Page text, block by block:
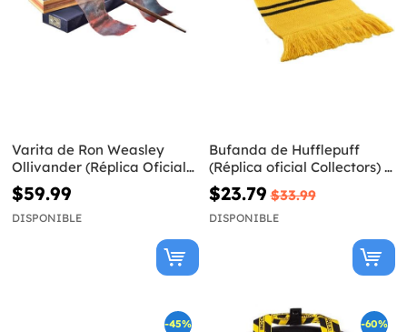
Varita de Ron Weasley
Ollivander (Réplica Oficial)
- Harry Potter
$59.99
DISPONIBLE
Bufanda de Hufflepuff
(Réplica oficial Collectors) -
Harry Potter
$23.79 $33.99
DISPONIBLE
-45% -60%